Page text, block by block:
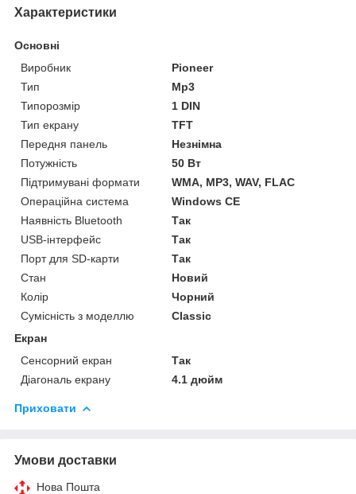
Характеристики
Основні
Виробник
Pioneer
Тип
Mp3
Типорозмір
1 DIN
Тип екрану
TFT
Передня панель
Незнімна
Потужність
50 Вт
Підтримувані формати
WMA, MP3, WAV, FLAC
Операційна система
Windows CE
Наявність Bluetooth
Так
USB-інтерфейс
Так
Порт для SD-карти
Так
Стан
Новий
Колір
Чорний
Сумісність з моделлю
Classic
Екран
Сенсорний екран
Так
Діагональ екрану
4.1 дюйм
Приховати
Умови доставки
Нова Пошта